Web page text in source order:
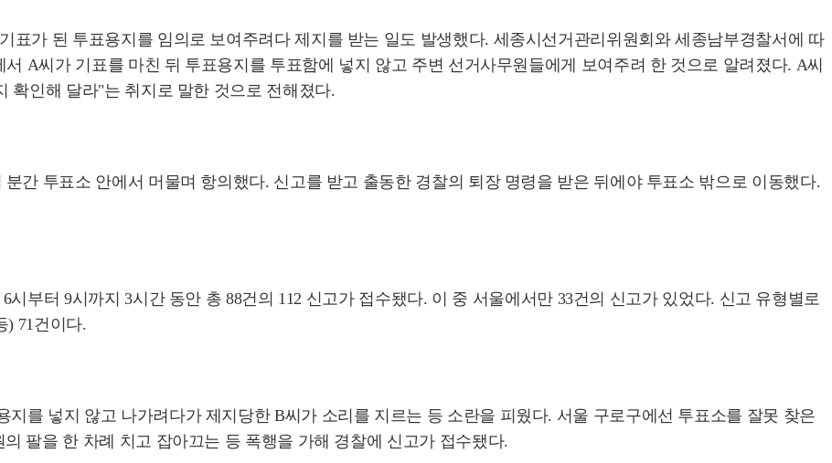
표가 된 투표용지를 임의로 보여주려다 제지를 받는 일도 발생했다. 세종시선거관리위원회와 세종남부경찰서에 따
A씨가 기표를 마친 뒤 투표용지를 투표함에 넣지 않고 주변 선거사무원들에게 보여주려 한 것으로 알려졌다. A씨
확인해 달라"는 취지로 말한 것으로 전해졌다.
간 투표소 안에서 머물며 항의했다. 신고를 받고 출동한 경찰의 퇴장 명령을 받은 뒤에야 투표소 밖으로 이동했다.
부터 9시까지 3시간 동안 총 88건의 112 신고가 접수됐다. 이 중 서울에서만 33건의 신고가 있었다. 신고 유형별로
71건이다.
를 넣지 않고 나가려다가 제지당한 B씨가 소리를 지르는 등 소란을 피웠다. 서울 구로구에선 투표소를 잘못 찾은
팔을 한 차례 치고 잡아끄는 등 폭행을 가해 경찰에 신고가 접수됐다.